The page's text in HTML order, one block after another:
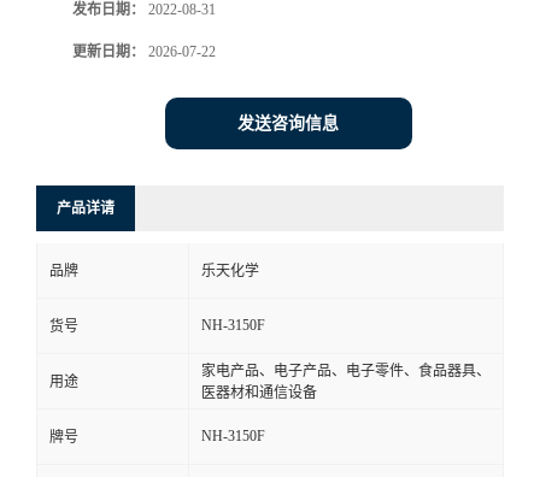
系
发布日期： 2022-08-31
更新日期： 2026-07-22
发送咨询信息
产品详请
品牌 乐天化学
货号 NH-3150F
用途
家电产品、电子产品、电子零件、食品器具、
医器材和通信设备
牌号 NH-3150F